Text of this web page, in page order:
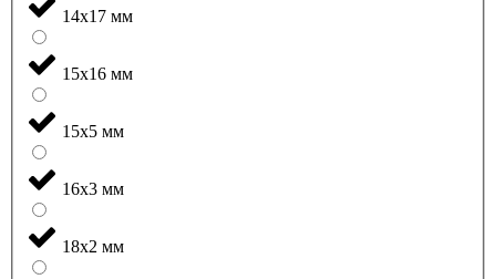
14x17 мм
15x16 мм
15x5 мм
16x3 мм
18x2 мм